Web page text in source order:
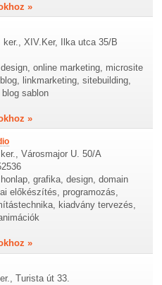
»
ker., XIV.Ker, Ilka utca 35/B
online marketing, microsite
linkmarketing, sitebuilding,
sablon
»
Városmajor U. 50/A
grafika, design, domain
előkészítés, programozás,
kiadvány tervezés,
»
Turista út 33.